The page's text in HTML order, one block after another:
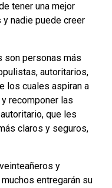
tener una mejor
nadie puede creer
personas más
autoritarios,
los cuales aspiran a
recomponer las
que les
claros y seguros,
y
entregarán su